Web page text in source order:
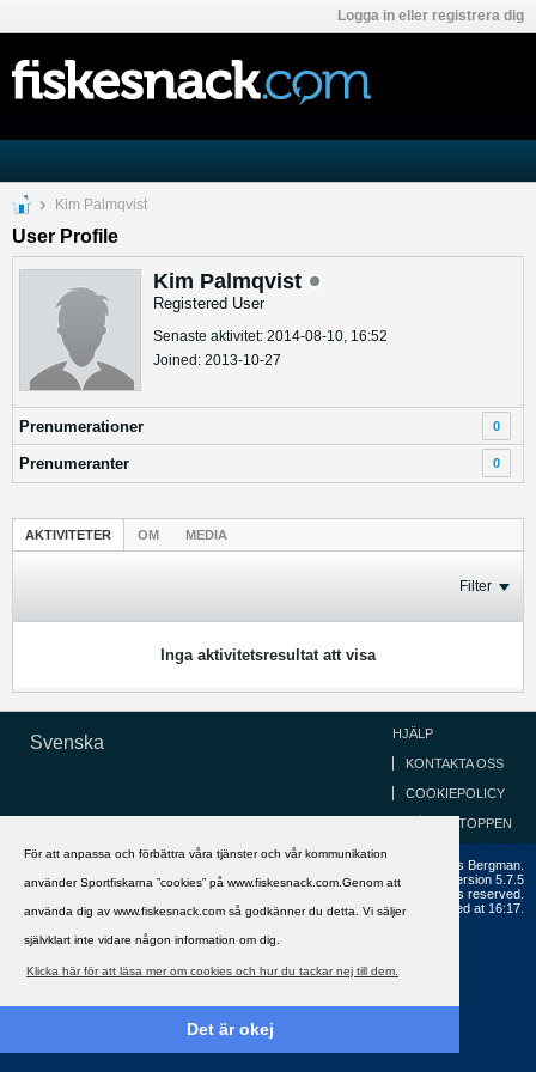
För att anpassa och förbättra våra tjänster och vår kommunikation
använder Sportfiskarna ”cookies” på www.fiskesnack.com.Genom att
använda dig av www.fiskesnack.com så godkänner du detta. Vi säljer
självklart inte vidare någon information om dig.
Klicka här för att läsa mer om cookies och hur du tackar nej till dem.
Det är okej
Logga in eller registrera dig
Kim Palmqvist
User Profile
Kim Palmqvist
Registered User
Senaste aktivitet: 2014-08-10, 16:52
Joined: 2013-10-27
Prenumerationer 0
Prenumeranter 0
AKTIVITETER OM MEDIA
Filter
Inga aktivitetsresultat att visa
Svenska HJÄLP
KONTAKTA OSS
COOKIEPOLICY
GÅ TILL TOPPEN
Copyright ©2002 - 2021, FiskeSnack.com. Grundad 2002 av Anders Bergman.
Powered byvBulletin®
Version 5.7.5
Copyright © 2026 MH Sub I, LLC dba vBulletin. All rights reserved.
All times are GMT+1. This page was generated at 16:17.